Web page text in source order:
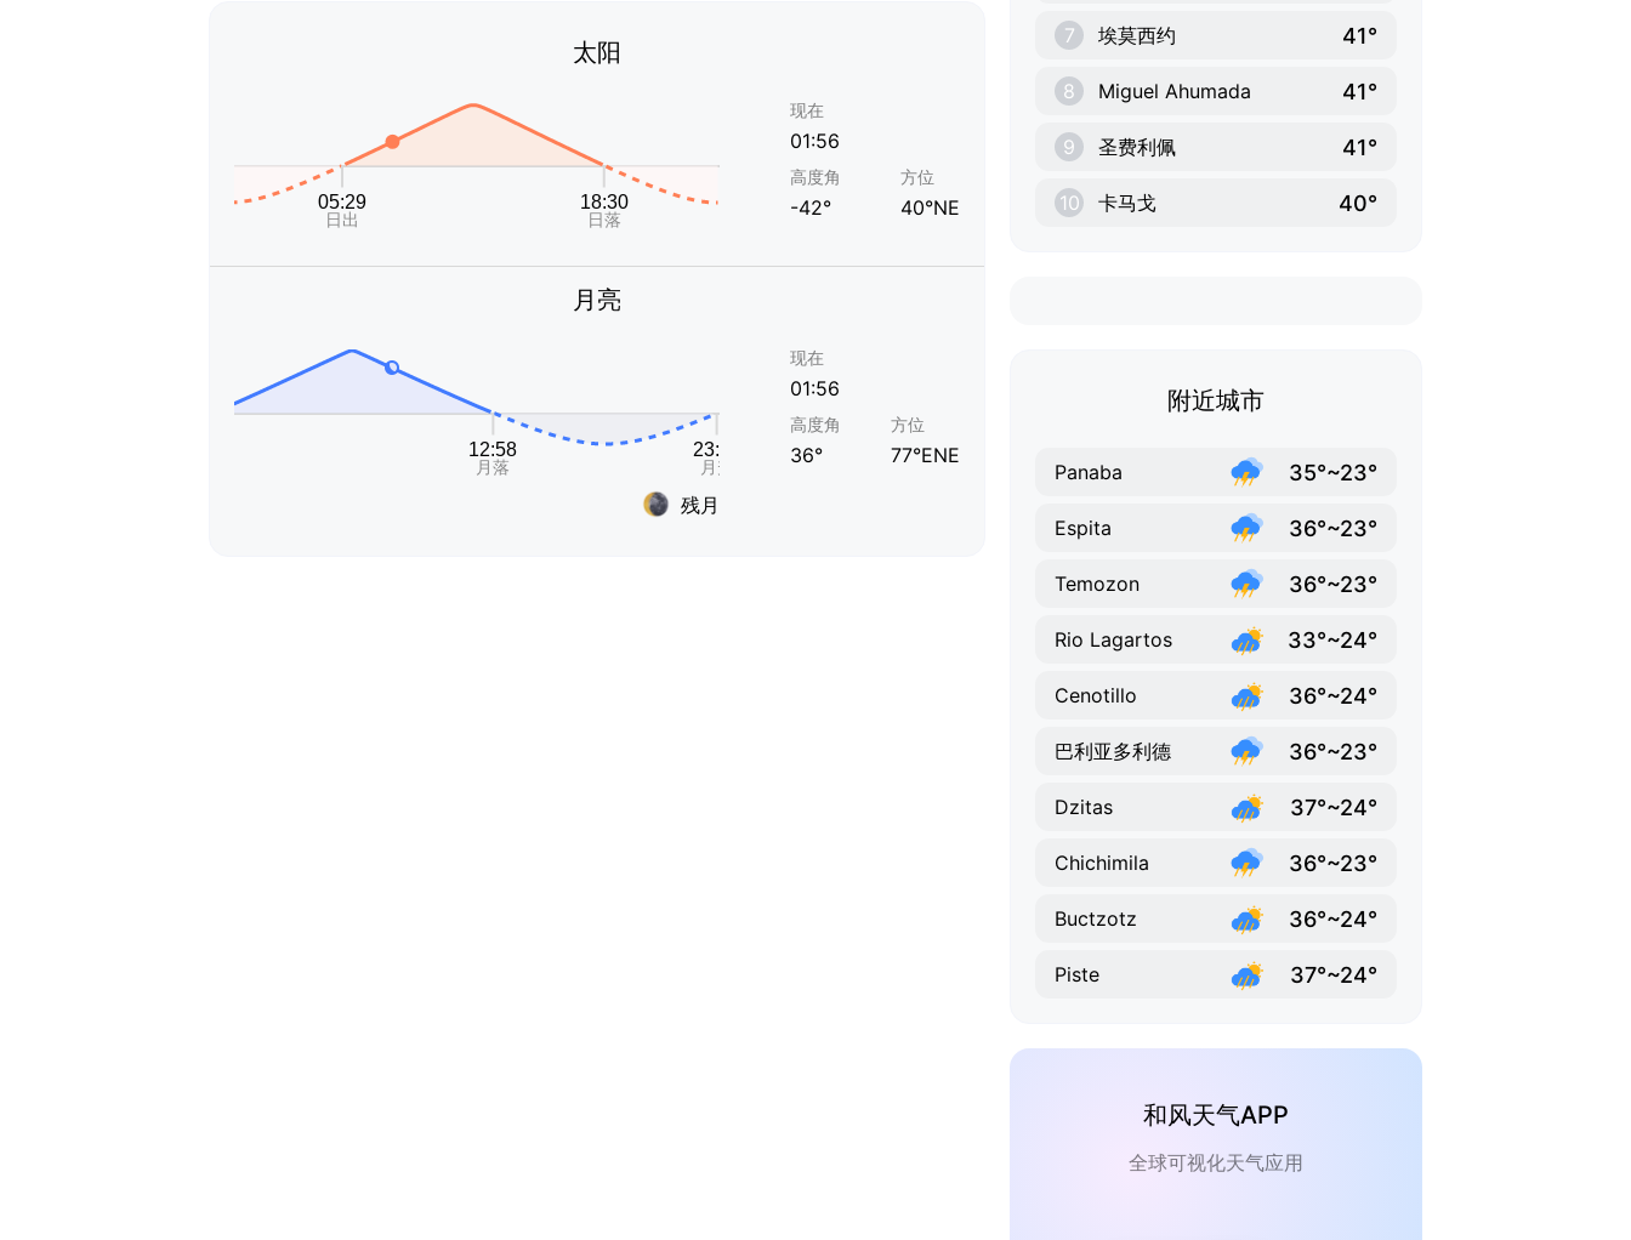
太阳
现在
01:56
高度角
-42°
方位
40°NE
月亮
残月
现在
01:56
高度角
36°
方位
77°ENE
7 埃莫西约 41°
8 Miguel Ahumada 41°
9 圣费利佩 41°
10 卡马戈 40°
附近城市
Panaba 35°~23°
Espita 36°~23°
Temozon 36°~23°
Rio Lagartos 33°~24°
Cenotillo 36°~24°
巴利亚多利德 36°~23°
Dzitas 37°~24°
Chichimila 36°~23°
Buctzotz 36°~24°
Piste 37°~24°
和风天气APP
全球可视化天气应用